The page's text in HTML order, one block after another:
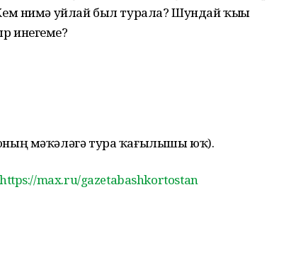
нимә уйлай был турала? Шундай ҡыҙҙы
инегеҙме?
мәҡәләгә тура ҡағылышы юҡ).
https://max.ru/gazetabashkortostan